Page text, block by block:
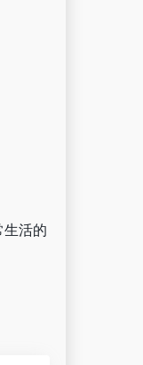
活的